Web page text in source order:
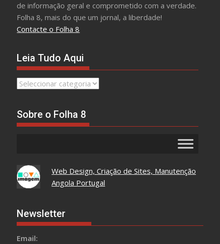
de informação geral e comprometido com a verdade.
Folha 8, mais do que um jornal, a liberdade!
Contacte o Folha 8
Leia Tudo Aqui
Leia
Sobre o Folha 8
Web Design, Criação de Sites, Manutenção
Angola Portugal
Newsletter
Email: